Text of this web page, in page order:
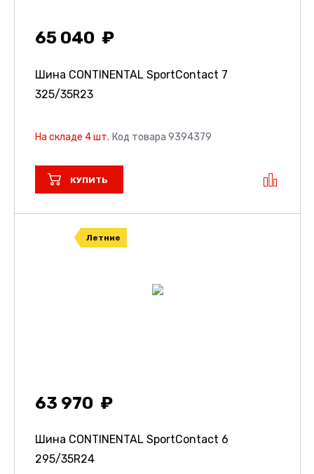
65 040
Шина CONTINENTAL SportContact 7
325/35R23
На складе 4 шт. Код товара 9394379
КУПИТЬ
Летние
63 970
Шина CONTINENTAL SportContact 6
295/35R24